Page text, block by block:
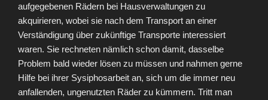
aufgegebenen Rädern bei Hausverwaltungen zu
akquirieren, wobei sie nach dem Transport an einer
Verständigung über zukünftige Transporte interessiert
waren. Sie rechneten nämlich schon damit, dasselbe
Problem bald wieder lösen zu müssen und nahmen gerne
Hilfe bei ihrer Sysiphosarbeit an, sich um die immer neu
anfallenden, ungenutzten Räder zu kümmern. Tritt man